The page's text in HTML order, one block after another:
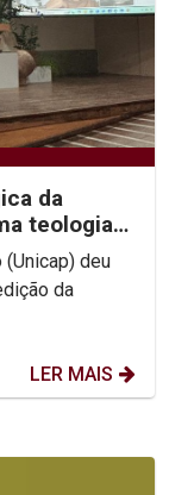
da
teologia
deu
da
LER MAIS